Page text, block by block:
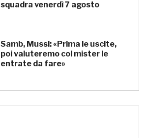
squadra venerdì 7 agosto
Samb, Mussi: «Prima le uscite,
poi valuteremo col mister le
entrate da fare»